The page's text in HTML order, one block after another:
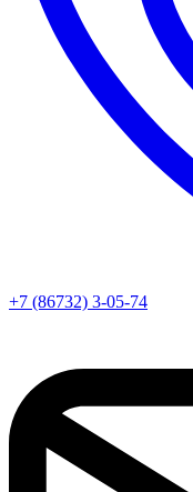
+7 (86732) 3-05-74